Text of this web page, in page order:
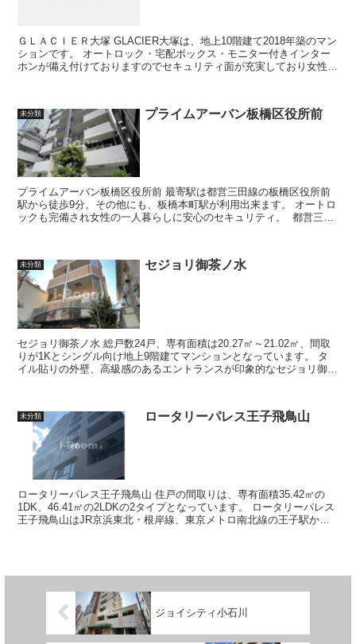
ＧＬＡＣＩＥＲ大塚 GLACIER大塚は、地上10階建て2018年築のマン
ションです。 オートロック・宅配ボックス・モニター付きインター
ホンが備え付けておりますのでセキュリティ面が充実しており女性の
未分類 プライムアーバン板橋区役所前
プライムアーバン板橋区役所前 最寄駅は都営三田線の板橋区役所前
駅から徒歩9分。その他にも、板橋本町駅が利用出来ます。 オートロ
ックも完備され女性の一人暮らしに安心のセキュリティ。 都営三田
未分類 セジョリ御茶ノ水
セジョリ御茶ノ水 総戸数24戸、専有面積は20.27㎡～21.02㎡、間取
りが1Kとシングル向け地上9階建てマンションとなっています。 タ
イル貼りの外壁、高級感のあるエントランスが印象的なセジョリ御茶
未分類 ロータリーパレス王子飛鳥山
ロータリーパレス王子飛鳥山 住戸の間取りは、専有面積35.42㎡の
1DK、46.41㎡の2LDKの2タイプとなっています。 ロータリーパレス
王子飛鳥山はJR京浜東北・根岸線、東京メトロ南北線の王子駅から
ジョイシティ小石川